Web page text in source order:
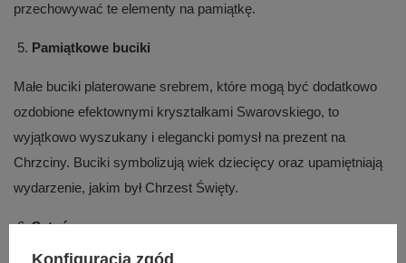
przechowywać te elementy na pamiątkę.
Pamiątkowe buciki
Małe buciki platerowane srebrem, które mogą być dodatkowo
ozdobione efektownymi kryształkami Swarovskiego, to
wyjątkowo wyszukany i elegancki pomysł na prezent na
Chrzciny. Buciki symbolizują wiek dziecięcy oraz upamiętniają
wydarzenie, jakim był Chrzest Święty.
Sztućce z grawerem
Konfiguracja zgód